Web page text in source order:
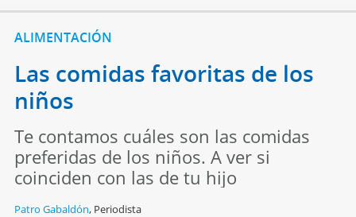
ALIMENTACIÓN
Las comidas favoritas de los
niños
Te contamos cuáles son las comidas
preferidas de los niños. A ver si
coinciden con las de tu hijo
Patro Gabaldón, Periodista